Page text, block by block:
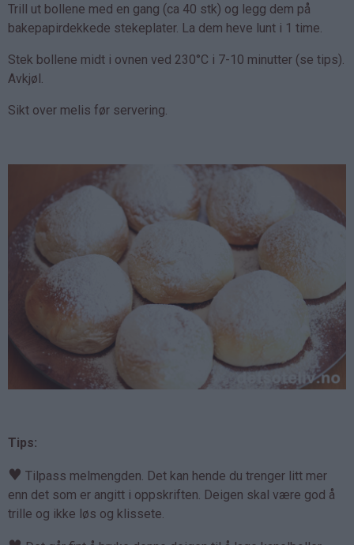
Trill ut bollene med en gang (ca 40 stk) og legg dem på
bakepapirdekkede stekeplater. La dem heve lunt i 1 time.
Stek bollene midt i ovnen ved 230°C i 7-10 minutter (se tips).
Avkjøl.
Sikt over melis før servering.
Tips:
♥ Tilpass melmengden. Det kan hende du trenger litt mer
enn det som er angitt i oppskriften. Deigen skal være god å
trille og ikke løs og klissete.